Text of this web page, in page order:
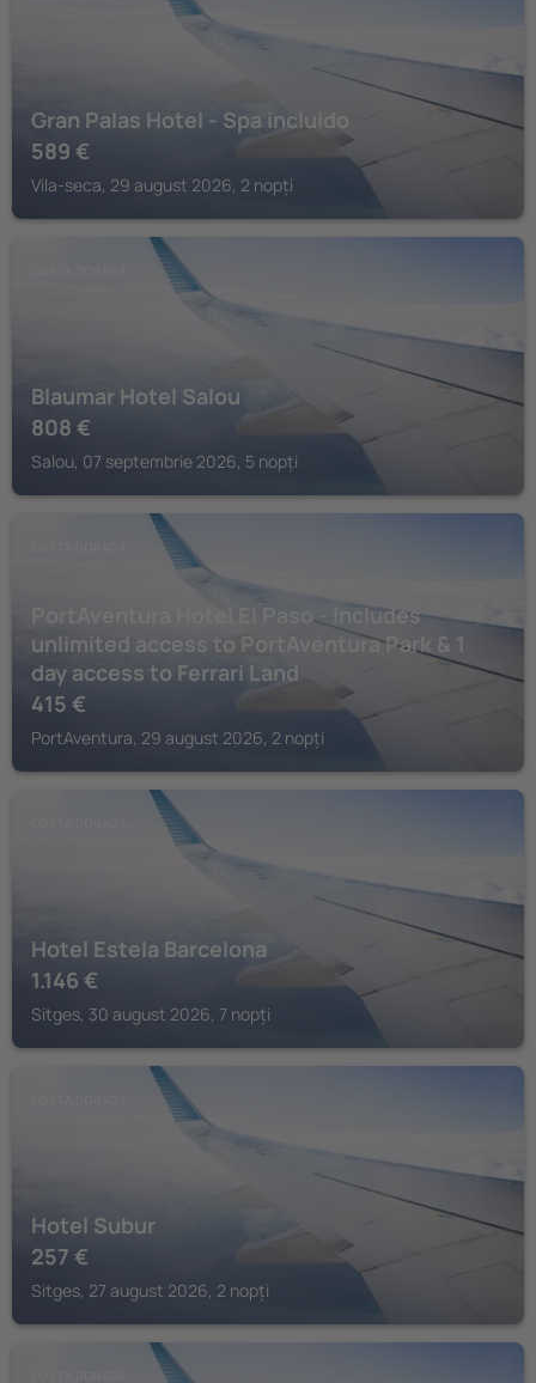
Gran Palas Hotel - Spa incluido
589 €
Vila-seca, 29 august 2026, 2 nopți
Blaumar Hotel Salou
808 €
Salou, 07 septembrie 2026, 5 nopți
PortAventura Hotel El Paso - Includes
unlimited access to PortAventura Park & 1
day access to Ferrari Land
415 €
PortAventura, 29 august 2026, 2 nopți
Hotel Estela Barcelona
1.146 €
Sitges, 30 august 2026, 7 nopți
Hotel Subur
257 €
Sitges, 27 august 2026, 2 nopți